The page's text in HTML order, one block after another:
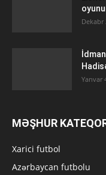
Dekabr
Yanvar
MƏŞHUR
Xarici futbol
Azərbaycan futbolu